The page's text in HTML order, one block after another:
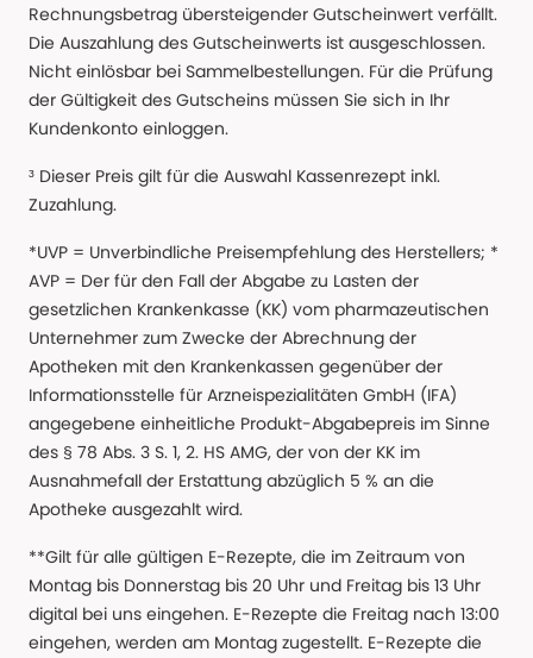
Rechnungsbetrag übersteigender Gutscheinwert verfällt.
Die Auszahlung des Gutscheinwerts ist ausgeschlossen.
Nicht einlösbar bei Sammelbestellungen. Für die Prüfung
der Gültigkeit des Gutscheins müssen Sie sich in Ihr
Kundenkonto einloggen.
³ Dieser Preis gilt für die Auswahl Kassenrezept inkl.
Zuzahlung.
*UVP = Unverbindliche Preisempfehlung des Herstellers; *
AVP = Der für den Fall der Abgabe zu Lasten der
gesetzlichen Krankenkasse (KK) vom pharmazeutischen
Unternehmer zum Zwecke der Abrechnung der
Apotheken mit den Krankenkassen gegenüber der
Informationsstelle für Arzneispezialitäten GmbH (IFA)
angegebene einheitliche Produkt-Abgabepreis im Sinne
des § 78 Abs. 3 S. 1, 2. HS AMG, der von der KK im
Ausnahmefall der Erstattung abzüglich 5 % an die
Apotheke ausgezahlt wird.
**Gilt für alle gültigen E-Rezepte, die im Zeitraum von
Montag bis Donnerstag bis 20 Uhr und Freitag bis 13 Uhr
digital bei uns eingehen. E-Rezepte die Freitag nach 13:00
eingehen, werden am Montag zugestellt. E-Rezepte die